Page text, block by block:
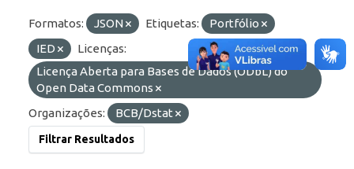
Formatos: JSON Etiquetas:
Portfólio
IED
Licenças:
Licença Aberta para Bases de Dados (ODbL) do
Open Data Commons
Organizações:
BCB/Dstat
Filtrar Resultados